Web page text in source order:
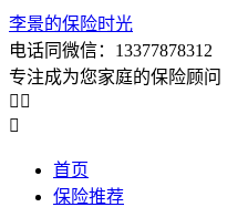
李景的保险时光
电话同微信：13377878312
专注成为您家庭的保险顾问
 

首页
保险推荐